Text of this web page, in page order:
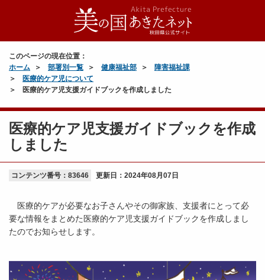
このページの現在位置：
ホーム
部署別一覧 健康福祉部
障害福祉課
医療的ケア児について
医療的ケア児支援ガイドブックを作成しました
医療的ケア児支援ガイドブックを作成
しました
コンテンツ番号：83646 更新日： 2024年08月07日
医療的ケアが必要なお子さんやその御家族、支援者にとって必
要な情報をまとめた医療的ケア児支援ガイドブックを作成しまし
たのでお知らせします。